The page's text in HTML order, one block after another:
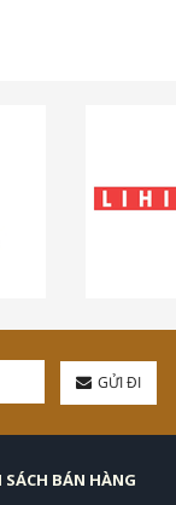
GỬI ĐI
SÁCH BÁN HÀNG